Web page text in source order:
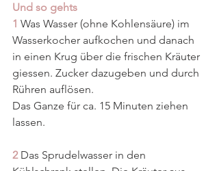
Und so gehts
1 Was Wasser (ohne Kohlensäure) im
Wasserkocher aufkochen und danach
in einen Krug über die frischen Kräuter
giessen. Zucker dazugeben und durch
Rühren auflösen.
Das Ganze für ca. 15 Minuten ziehen
lassen.
2 Das Sprudelwasser in den